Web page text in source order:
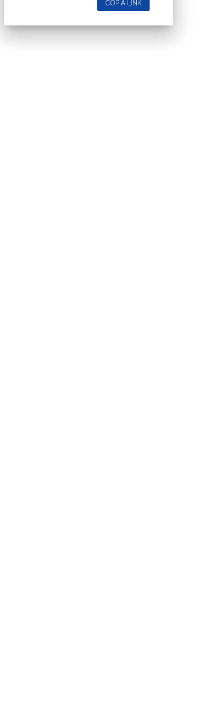
COPIA LINK